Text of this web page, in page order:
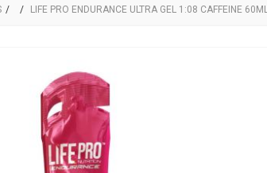
LIFE PRO ENDURANCE ULTRA GEL 1:08 CAFFEINE